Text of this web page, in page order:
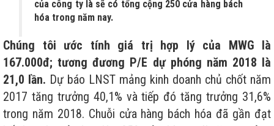
của công ty là sẽ có tổng cộng 250 cửa hàng bách
hóa trong năm nay.
Chúng tôi ước tính giá trị hợp lý của MWG là
167.000đ; tương đương P/E dự phóng năm 2018 là
21,0 lần. Dự báo LNST mảng kinh doanh chủ chốt năm
2017 tăng trưởng 40,1% và tiếp đó tăng trưởng 31,6%
trong năm 2018. Chuỗi cửa hàng bách hóa đã gần đạt